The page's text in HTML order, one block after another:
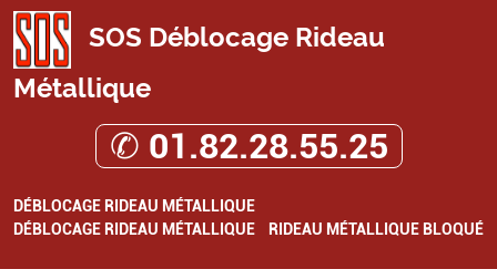
SOS Déblocage Rideau
Métallique
✆ 01.82.28.55.25
DÉBLOCAGE RIDEAU MÉTALLIQUE
DÉBLOCAGE RIDEAU MÉTALLIQUE
RIDEAU MÉTALLIQUE BLOQUÉ